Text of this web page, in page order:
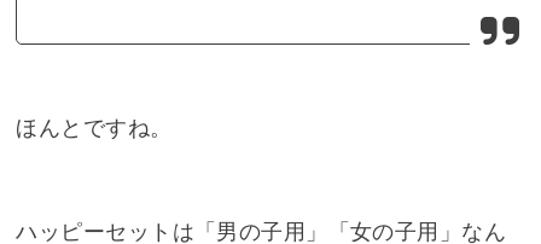
ほんとですね。
ハッピーセットは「男の子用」「女の子用」なん